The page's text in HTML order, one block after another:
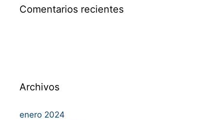
Comentarios recientes
Archivos
enero 2024